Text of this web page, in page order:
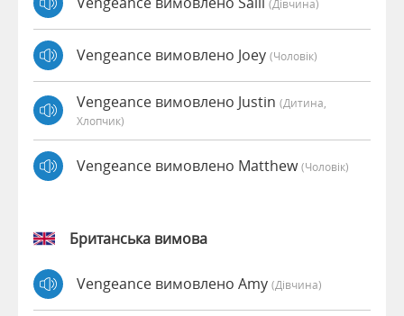
(дівчина)
Vengeance вимовлено Joey (чоловік)
Vengeance вимовлено Justin (дитина,
Хлопчик)
Vengeance вимовлено Matthew(чоловік)
Британська вимова
Vengeance вимовлено Amy (дівчина)